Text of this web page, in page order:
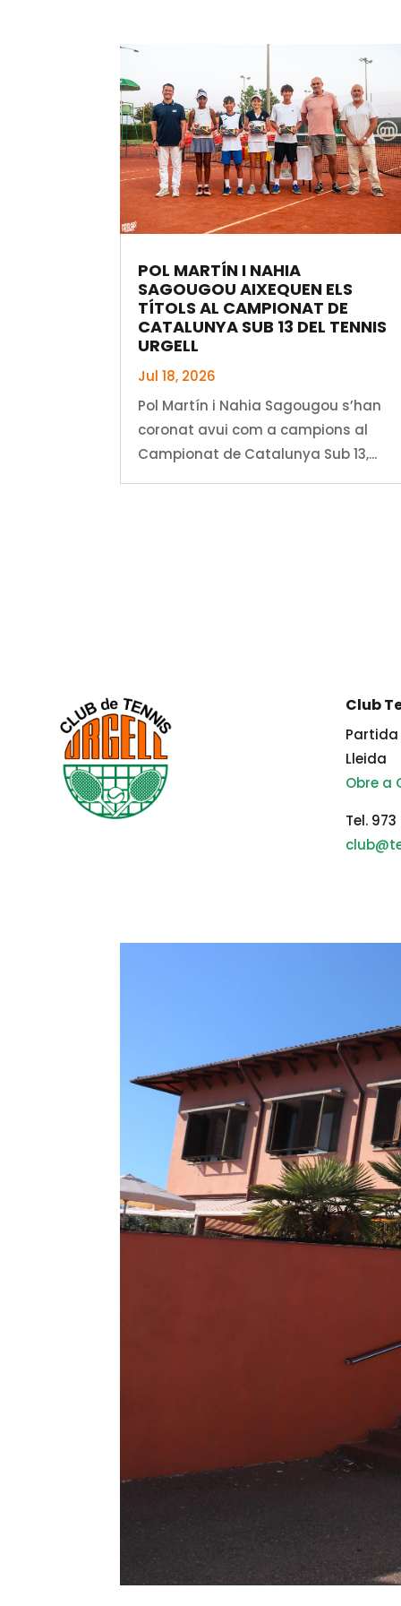
POL MARTÍN I NAHIA
SAGOUGOU AIXEQUEN ELS
TÍTOLS AL CAMPIONAT DE
CATALUNYA SUB 13 DEL TENNIS
URGELL
Jul 18, 2026
Pol Martín i Nahia Sagougou s’han
coronat avui com a campions al
Campionat de Catalunya Sub 13,...
Club
Partida
Lleida
Obre a
Tel.